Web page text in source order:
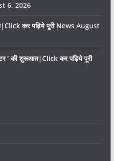
6, 2026
कर पढ़िये पूरी News August
’ की शुरूआत|Click कर पढ़िये पूरी